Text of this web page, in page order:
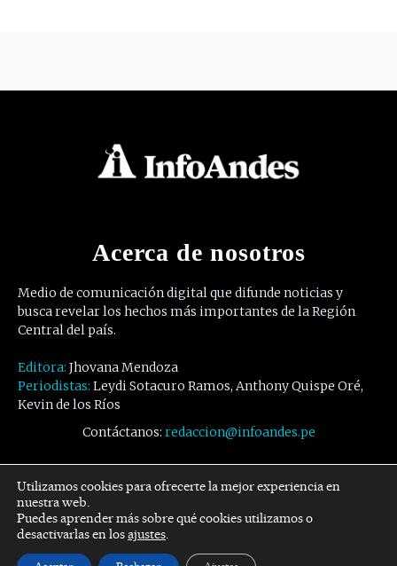
Acerca de nosotros
Medio de comunicación digital que difunde noticias y
busca revelar los hechos más importantes de la Región
Central del país.
Editora: Jhovana Mendoza
Periodistas: Leydi Sotacuro Ramos, Anthony Quispe Oré,
Kevin de los Ríos
Contáctanos: redaccion@infoandes.pe
Síguenos
Facebook Twitter Youtube
Utilizamos cookies para ofrecerte la mejor experiencia en
nuestra web.
Puedes aprender más sobre qué cookies utilizamos o
desactivarlas en losajustes.